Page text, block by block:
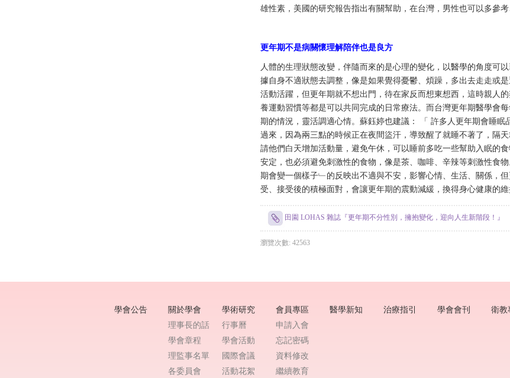
雄性素，美國的研究報告指出有關幫助，在台灣，男性也可以多參考
更年期不是病關懷理解陪伴也是良方
人體的生理狀態改變，伴隨而來的是心理的變化，以醫學的角度可
據自身不適狀態去調整，像是如果覺得憂鬱、煩躁，多出去走走或
活動活躍，但更年期就不想出門，待在家反而想東想西，這時親人
養運動習慣等都是可以共同完成的日常療法。而台灣更年期醫學會
期的情況，靈活調適心情。蘇鈺婷也建議： 「 許多人更年期會睡
過來，因為兩三點的時候正在夜間盜汗，導致醒了就睡不著了，隔
請他們白天增加活動量，避免午休，可以睡前多吃一些幫助入眠的
安定，也必須避免刺激性的食物，像是茶、咖啡、辛辣等刺激性食
期會變一個樣子﹂的反映出不適與不安，影響心情、生活、關係，
受、接受後的積極面對，會讓更年期的震動減緩，換得身心健康的維
田園 LOHAS 雜誌『更年期不分性別，擁抱變化，迎向人生新階段！』
瀏覽次數: 42563
學會公告
關於學會
理事長的話
學會章程
理監事名單
各委員會
學術研究
行事曆
學會活動
國際會議
活動花絮
會員專區
申請入會
忘記密碼
資料修改
繼續教育
醫學新知 治療指引 學會會刊 衛教